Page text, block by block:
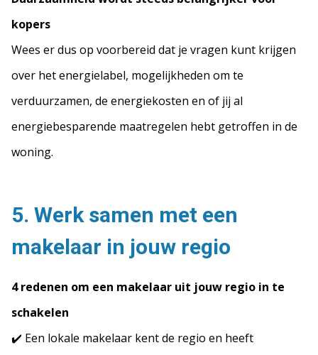
kopers
Wees er dus op voorbereid dat je vragen kunt krijgen
over het energielabel, mogelijkheden om te
verduurzamen, de energiekosten en of jij al
energiebesparende maatregelen hebt getroffen in de
woning.
5. Werk samen met een
makelaar in jouw regio
4 redenen om een makelaar uit jouw regio in te
schakelen
✔️ Een lokale makelaar kent de regio en heeft